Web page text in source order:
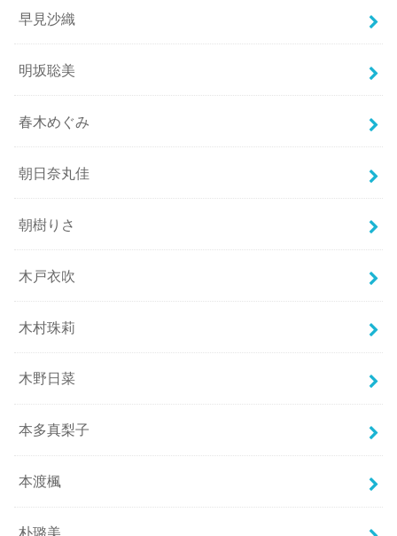
早見沙織
明坂聡美
春木めぐみ
朝日奈丸佳
朝樹りさ
木戸衣吹
木村珠莉
木野日菜
本多真梨子
本渡楓
朴璐美